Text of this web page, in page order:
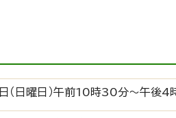
（日曜日）午前10時30分～午後4